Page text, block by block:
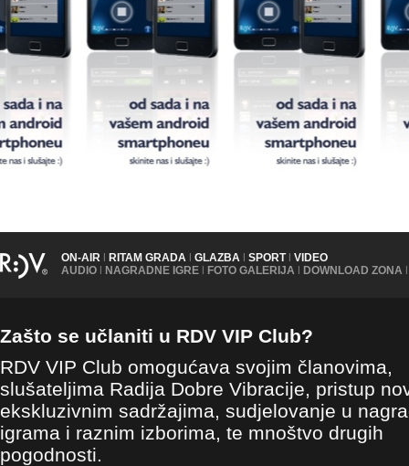
ON-AIR | RITAM GRADA | GLAZBA | SPORT | VIDEO
AUDIO | NAGRADNE IGRE | FOTO GALERIJA | DOWNLOAD ZONA |
Zašto se učlaniti u RDV VIP Club?
RDV VIP Club omogućava svojim članovima,
slušateljima Radija Dobre Vibracije, pristup
ekskluzivnim sadržajima, sudjelovanje u
igrama i raznim izborima, te mnoštvo drugih
pogodnosti.